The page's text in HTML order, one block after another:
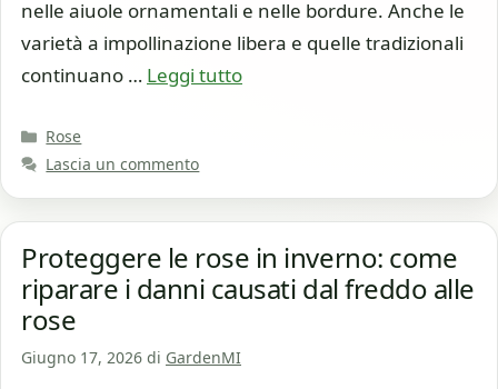
nelle aiuole ornamentali e nelle bordure. Anche le
varietà a impollinazione libera e quelle tradizionali
continuano … Leggi tutto
Categorie
Rose
Lascia un commento
Proteggere le rose in inverno: come
riparare i danni causati dal freddo alle
rose
Giugno 17, 2026 di GardenMI